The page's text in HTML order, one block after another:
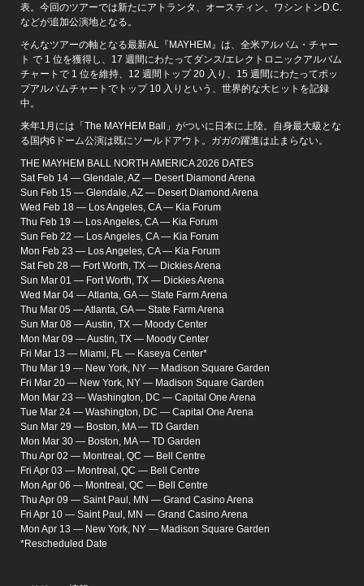
表。今回のツアーでは新たにアトランタ、オースティン、ワシントンD.C.
などが追加公演地となる。
そんなツアーの軸となる最新AL『MAYHEM』は、全米アルバム・チャー
ト で 1 位を獲得し、17 週間にわたってダンス/エレクトロニックアルバム
チャートで 1 位を維持、12 週間トップ 20 入り、15 週間にわたってポッ
プアルバムチャートでトップ 10 入りという、世界的な大ヒットを記録
中。
来年1月には「The MAYHEM Ball」がついに日本に上陸。自身最大級とな
る国内6ドーム公演は既にソールドアウト。ガガの躍進は止まらない。
THE MAYHEM BALL NORTH AMERICA 2026 DATES
Sat Feb 14 — Glendale, AZ — Desert Diamond Arena
Sun Feb 15 — Glendale, AZ — Desert Diamond Arena
Wed Feb 18 — Los Angeles, CA — Kia Forum
Thu Feb 19 — Los Angeles, CA — Kia Forum
Sun Feb 22 — Los Angeles, CA — Kia Forum
Mon Feb 23 — Los Angeles, CA — Kia Forum
Sat Feb 28 — Fort Worth, TX — Dickies Arena
Sun Mar 01 — Fort Worth, TX — Dickies Arena
Wed Mar 04 — Atlanta, GA — State Farm Arena
Thu Mar 05 — Atlanta, GA — State Farm Arena
Sun Mar 08 — Austin, TX — Moody Center
Mon Mar 09 — Austin, TX — Moody Center
Fri Mar 13 — Miami, FL — Kaseya Center*
Thu Mar 19 — New York, NY — Madison Square Garden
Fri Mar 20 — New York, NY — Madison Square Garden
Mon Mar 23 — Washington, DC — Capital One Arena
Tue Mar 24 — Washington, DC — Capital One Arena
Sun Mar 29 — Boston, MA — TD Garden
Mon Mar 30 — Boston, MA — TD Garden
Thu Apr 02 — Montreal, QC — Bell Centre
Fri Apr 03 — Montreal, QC — Bell Centre
Mon Apr 06 — Montreal, QC — Bell Centre
Thu Apr 09 — Saint Paul, MN — Grand Casino Arena
Fri Apr 10 — Saint Paul, MN — Grand Casino Arena
Mon Apr 13 — New York, NY — Madison Square Garden
*Rescheduled Date